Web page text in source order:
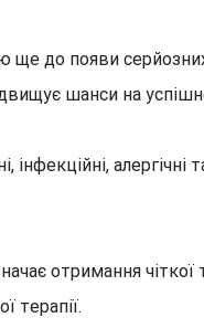
ще до появи
шанси на
отримання
терапії.